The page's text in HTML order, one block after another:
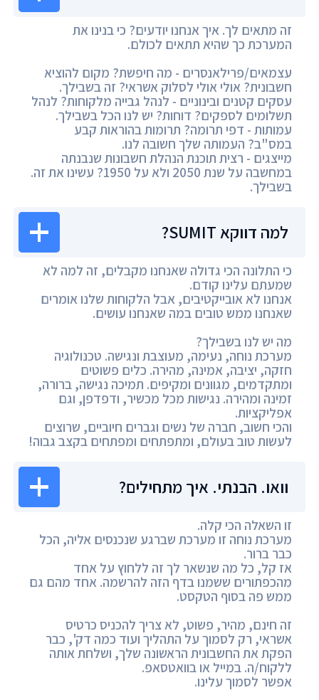
זה מתאים לך. איך אנחנו יודעים? כי בנינו את
המערכת כך שהיא תתאים לכולם.
עצמאים/פרילאנסרים - מה חיפשת? מקום להוציא
חשבונית? אולי אולי לסלוק אשראי? זה בשבילך.
עסקים קטנים ובינוניים - לנהל גבייה מלקוחות? לנהל
תשלומים לספקים? דוחות? יש לנו הכל בשבילך.
עמותות - דפי תרומה? תרומות בהוראות קבע
במס"ב? העמותה שלך חשובה לנו.
מייצגים - רצית תוכנת הנהלת חשבונות שנבנתה
במחשבה על שנת 2050 ולא על 1950? עשינו את זה.
בשבילך.
למה דווקא SUMIT?
כי התלונה הכי גדולה שאנחנו מקבלים, זה למה לא
שמעתם עלינו קודם.
אנחנו לא אובייקטיבים, אבל הלקוחות שלנו אומרים
שאנחנו ממש טובים במה שאנחנו עושים.
מה יש לנו בשבילך?
מערכת נוחה, נעימה, מעוצבת ונגישה. טכנולוגיה
חזקה, יציבה, אמינה, מהירה. כלים פשוטים
ומתקדמים, מגוונים ומקיפים. תמיכה נגישה, ברורה,
זמינה ומהירה. נגישות מכל מכשיר, ודפדפן, וגם
אפליקציות.
והכי חשוב, חברה של נשים וגברים חיוביים, שרוצים
לעשות טוב בעולם, ומתפתחים ומפתחים בקצב גבוה!
וואו. הבנתי. איך מתחילים?
זו השאלה הכי קלה.
מערכת נוחה זו מערכת שברגע שנכנסים אליה, הכל
כבר ברור.
אז קל, כל מה שנשאר לך זה ללחוץ על אחד
מהכפתורים ששמנו בדף הזה להרשמה. אחד מהם גם
ממש פה בסוף הטקסט.
זה חינם, מהיר, פשוט, לא צריך להכניס כרטיס
אשראי, רק לסמוך על התהליך ועוד כמה דק', כבר
הפקת את החשבונית הראשונה שלך, ושלחת אותה
ללקוח/ה. במייל או בוואטסאפ.
אפשר לסמוך עלינו.